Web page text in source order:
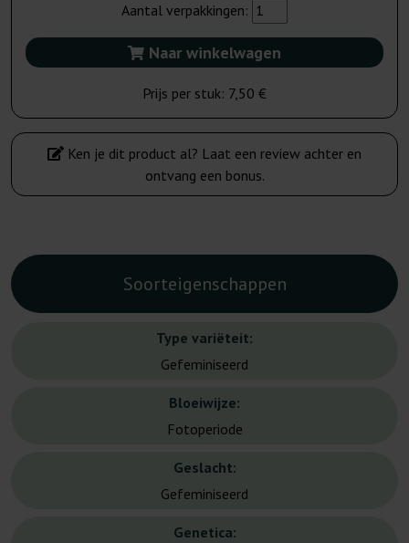
Aantal verpakkingen:
Naar winkelwagen
Prijs per stuk: 7,50 €
Ken je dit product al? Laat een review achter en
ontvang een bonus.
Soorteigenschappen
Type variëteit:
Gefeminiseerd
Bloeiwijze:
Fotoperiode
Geslacht:
Gefeminiseerd
Genetica: